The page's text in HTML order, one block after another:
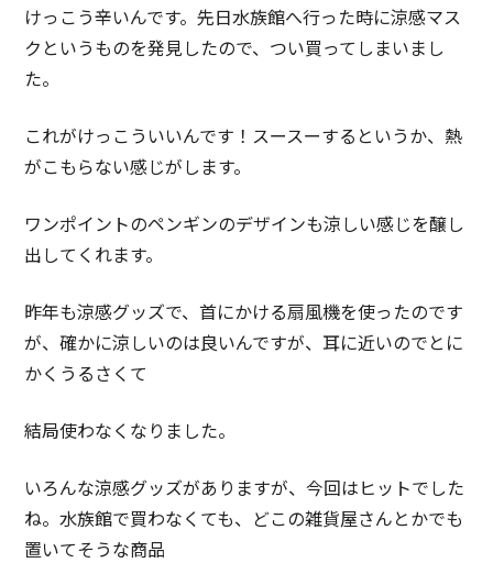
けっこう辛いんです。先日水族館へ行った時に涼感マス
クというものを発見したので、つい買ってしまいまし
た。
これがけっこういいんです！スースーするというか、熱
がこもらない感じがします。
ワンポイントのペンギンのデザインも涼しい感じを醸し
出してくれます。
昨年も涼感グッズで、首にかける扇風機を使ったのです
が、確かに涼しいのは良いんですが、耳に近いのでとに
かくうるさくて
結局使わなくなりました。
いろんな涼感グッズがありますが、今回はヒットでした
ね。水族館で買わなくても、どこの雑貨屋さんとかでも
置いてそうな商品